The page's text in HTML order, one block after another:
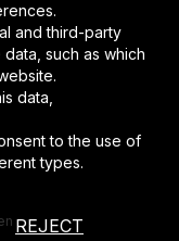
and third-party
such as which
data,
to the use of
types.
REJECT